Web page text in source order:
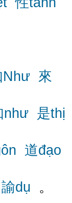
Như 來
như 是thị
道đạo
諭dụ 。